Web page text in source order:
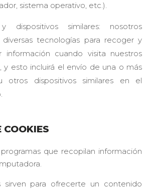
sistema operativo, etc.).
dispositivos similares: nosotros
diversas tecnologías para recoger y
información cuando visita nuestros
y esto incluirá el envío de una o más
otros dispositivos similares en el
COOKIES
que recopilan información
sirven para ofrecerte un contenido